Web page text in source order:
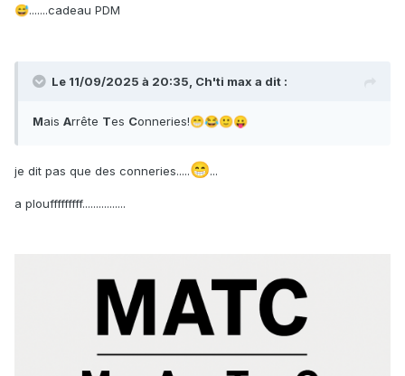
😅.......cadeau PDM
Le 11/09/2025 à 20:35, Ch'ti max a dit :
Mais Arrête Tes Conneries!😁😂🙂😛
je dit pas que des conneries.....😁...
a ploufffffffff................